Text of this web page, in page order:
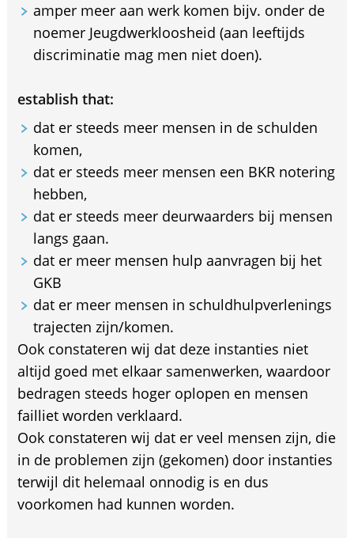
amper meer aan werk komen bijv. onder de
noemer Jeugdwerkloosheid (aan leeftijds
discriminatie mag men niet doen).
establish that:
dat er steeds meer mensen in de schulden
komen,
dat er steeds meer mensen een BKR notering
hebben,
dat er steeds meer deurwaarders bij mensen
langs gaan.
dat er meer mensen hulp aanvragen bij het
GKB
dat er meer mensen in schuldhulpverlenings
trajecten zijn/komen.
Ook constateren wij dat deze instanties niet
altijd goed met elkaar samenwerken, waardoor
bedragen steeds hoger oplopen en mensen
failliet worden verklaard.
Ook constateren wij dat er veel mensen zijn, die
in de problemen zijn (gekomen) door instanties
terwijl dit helemaal onnodig is en dus
voorkomen had kunnen worden.